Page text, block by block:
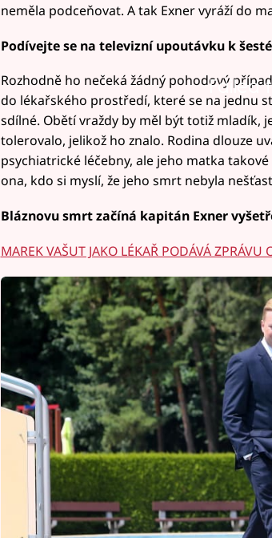
neměla podceňovat. A tak Exner vyráží do
Podívejte se na televizní upoutávku k
Failed
Rozhodně ho nečeká žádný pohodový
do lékařského prostředí, které se na jednu
sdílné. Obětí vraždy by měl být totiž mladík,
tolerovalo, jelikož ho znalo. Rodina dlouze
psychiatrické léčebny, ale jeho matka
ona, kdo si myslí, že jeho smrt nebyla
Bláznovu smrt začíná kapitán Exner
MAREK VAŠUT JAKO LÉKAŘ PODÁVÁ ZPRÁVU